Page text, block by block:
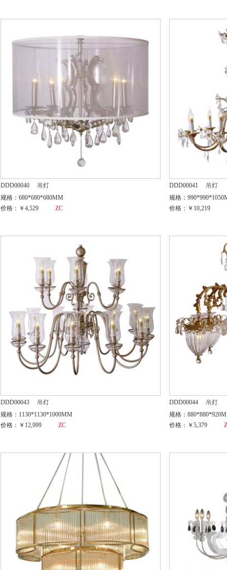
DDD00040
吊灯
规格：680*680*680MM
价格：￥4,529
ZC
DDD00041
吊灯
规格：
价格：￥10,219
DDD00043
吊灯
规格：1130*1130*1000MM
价格：￥12,999
ZC
DDD00044
吊灯
规格：
价格：￥5,379